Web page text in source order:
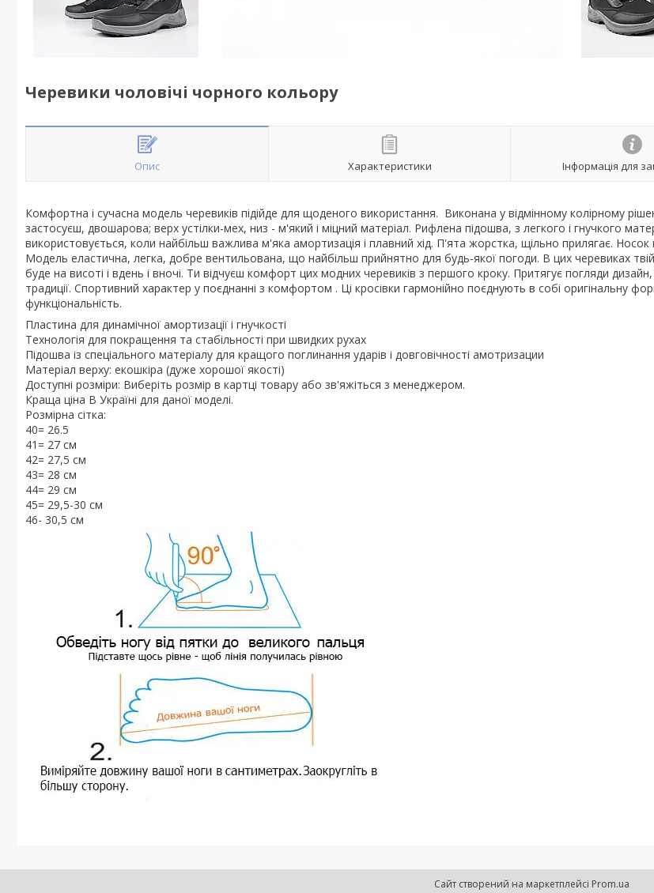
Черевики чоловічі чорного кольору
Опис Характеристики Інформація для
Комфортна і сучасна модель черевиків підійде для щоденого використання. Виконана у відмінному колірному
застосуєш, двошарова; верх устілки-мех, низ - м'який і міцний матеріал. Рифлена підошва, з легкого і гнучкого
використовується, коли найбільш важлива м'яка амортизація і плавний хід. П'ята жорстка, щільно прилягає. Носок
Модель еластична, легка, добре вентильована, що найбільш прийнятно для будь-якої погоди. В цих черевиках
буде на висоті і вдень і вночі. Ти відчуєш комфорт цих модних черевиків з першого кроку. Притягує погляди
традиції. Спортивний характер у поєднанні з комфортом . Ці кросівки гармонійно поєднують в собі оригінальну
функціональність.
Пластина для динамічної амортизації і гнучкості
Технологія для покращення та стабільності при швидких рухах
Підошва із спеціального матеріалу для кращого поглинання ударів і довговічності амотризации
Матеріал верху: екошкіра (дуже хорошої якості)
Доступні розміри: Виберіть розмір в картці товару або зв'яжіться з менеджером.
Краща ціна В Україні для даної моделі.
Розмірна сітка:
40= 26.5
41= 27 см
42= 27,5 см
43= 28 см
44= 29 см
45= 29,5-30 см
46- 30,5 см
Сайт створений на маркетплейсі Prom.ua